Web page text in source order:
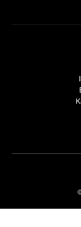
Inspiratie
Veelgestelde
Verzendbeleid